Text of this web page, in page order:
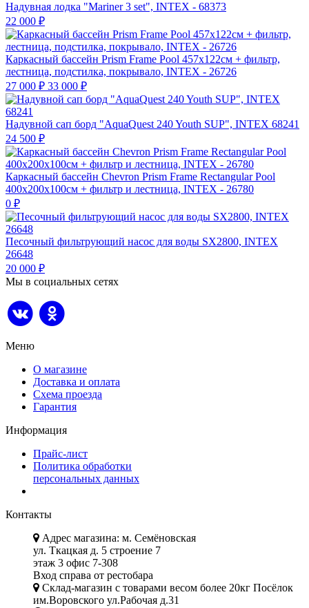
Надувная лодка "Mariner 3 set", INTEX - 68373
22 000 ₽
Каркасный бассейн Prism Frame Pool 457х122см + фильтр,
лестница, подстилка, покрывало, INTEX - 26726
27 000 ₽ 33 000 ₽
Надувной сап борд "AquaQuest 240 Youth SUP", INTEX 68241
24 500 ₽
Каркасный бассейн Chevron Prism Frame Rectangular Pool
400х200х100см + фильтр и лестница, INTEX - 26780
0 ₽
Песочный фильтрующий насос для воды SX2800, INTEX
26648
20 000 ₽
Мы в социальных сетях
Меню
О магазине
Доставка и оплата
Схема проезда
Гарантия
Информация
Прайс-лист
Политика обработки
персональных данных
Контакты
Адрес магазина: м. Семёновская
ул. Ткацкая д. 5 строение 7
этаж 3 офис 7-308
Вход справа от рестобара
Склад-магазин с товарами весом более 20кг Посёлок
им.Воровского ул.Рабочая д.31